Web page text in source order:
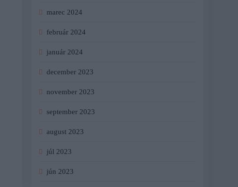
marec 2024
február 2024
január 2024
december 2023
november 2023
september 2023
august 2023
júl 2023
jún 2023